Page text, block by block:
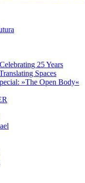
25 Years
Spaces
»The Open Body«